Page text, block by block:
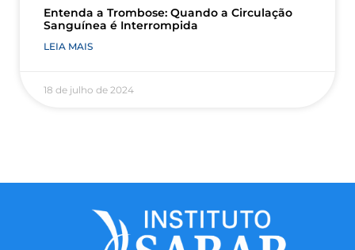
Entenda a Trombose: Quando a Circulação
Sanguínea é Interrompida
LEIA MAIS
18 de julho de 2024